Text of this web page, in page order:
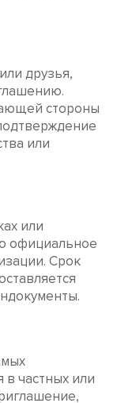
друзья,
стороны
или
или
официальное
Срок
частных или